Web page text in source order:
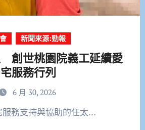
新聞來源:勁報
創世桃園院義工延續愛
服務行列
6 月 30, 2026
服務支持與協助的任太…